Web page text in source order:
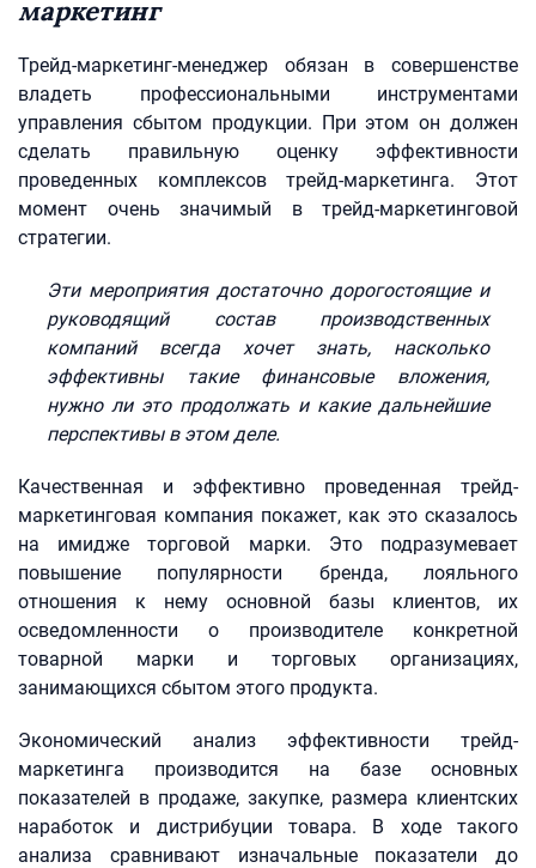
маркетинг
Трейд-маркетинг-менеджер обязан в совершенстве
владеть профессиональными инструментами
управления сбытом продукции. При этом он должен
сделать правильную оценку эффективности
проведенных комплексов трейд-маркетинга. Этот
момент очень значимый в трейд-маркетинговой
стратегии.
Эти мероприятия достаточно дорогостоящие и
руководящий состав производственных
компаний всегда хочет знать, насколько
эффективны такие финансовые вложения,
нужно ли это продолжать и какие дальнейшие
перспективы в этом деле.
Качественная и эффективно проведенная трейд-
маркетинговая компания покажет, как это сказалось
на имидже торговой марки. Это подразумевает
повышение популярности бренда, лояльного
отношения к нему основной базы клиентов, их
осведомленности о производителе конкретной
товарной марки и торговых организациях,
занимающихся сбытом этого продукта.
Экономический анализ эффективности трейд-
маркетинга производится на базе основных
показателей в продаже, закупке, размера клиентских
наработок и дистрибуции товара. В ходе такого
анализа сравнивают изначальные показатели до